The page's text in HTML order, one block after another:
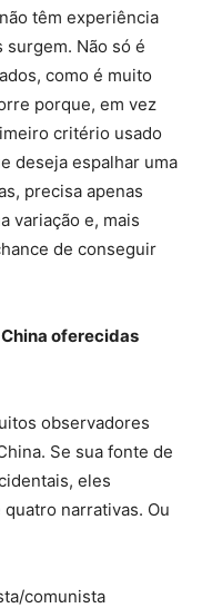
têm experiência
Não só é
como é muito
porque, em vez
critério usado
deseja espalhar uma
precisa apenas
variação e, mais
de conseguir
oferecidas
observadores
Se sua fonte de
eles
narrativas. Ou
comunista